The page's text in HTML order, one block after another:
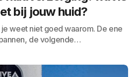
bij jouw huid?
weet niet goed waarom. De ene
de volgende…